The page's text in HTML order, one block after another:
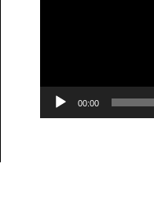
00:00